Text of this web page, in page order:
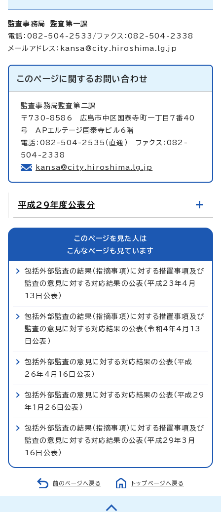
監査事務局 監査第一課
電話：082-504-2533/ファクス：082-504-2338
メールアドレス： kansa@city.hiroshima.lg.jp
このページに関するお問い合わせ
監査事務局監査第二課
〒730-8586 広島市中区国泰寺町一丁目7番40
号 APエルテージ国泰寺ビル6階
電話：082-504-2535（直通） ファクス：082-
504-2338
kansa@city.hiroshima.lg.jp
平成29年度公表分
このページを見た人は
こんなページも見ています
包括外部監査の結果（指摘事項）に対する措置事項及び
監査の意見に対する対応結果の公表（平成23年4月
13日公表）
包括外部監査の結果（指摘事項）に対する措置事項及び
監査の意見に対する対応結果の公表（令和4年4月13
日公表）
包括外部監査の意見に対する対応結果の公表（平成
26年4月16日公表）
包括外部監査の意見に対する対応結果の公表（平成29
年1月26日公表）
包括外部監査の結果（指摘事項）に対する措置事項及び
監査の意見に対する対応結果の公表（平成29年3月
16日公表）
前のページへ戻る トップページへ戻る